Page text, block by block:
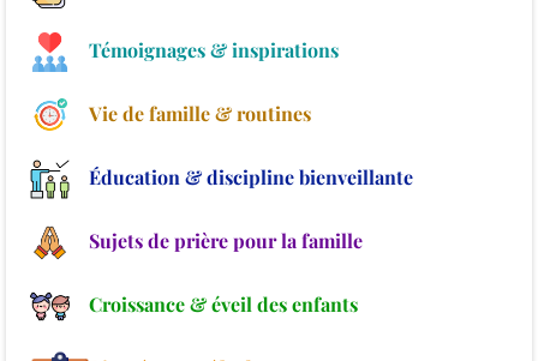
Témoignages & inspirations
Vie de famille & routines
Éducation & discipline bienveillante
Sujets de prière pour la famille
Croissance & éveil des enfants